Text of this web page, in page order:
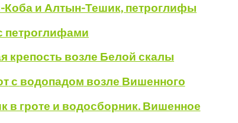
Коба и Алтын-Тешик, петроглифы
петроглифами
крепость возле Белой скалы
с водопадом возле Вишенного
в гроте и водосборник. Вишенное